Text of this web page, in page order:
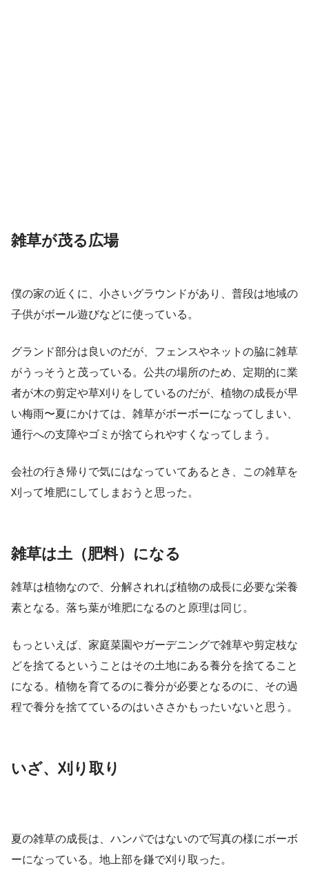
雑草が茂る広場
僕の家の近くに、小さいグラウンドがあり、普段は地域の
子供がボール遊びなどに使っている。
グランド部分は良いのだが、フェンスやネットの脇に雑草
がうっそうと茂っている。公共の場所のため、定期的に業
者が木の剪定や草刈りをしているのだが、植物の成長が早
い梅雨〜夏にかけては、雑草がボーボーになってしまい、
通行への支障やゴミが捨てられやすくなってしまう。
会社の行き帰りで気にはなっていてあるとき、この雑草を
刈って堆肥にしてしまおうと思った。
雑草は土（肥料）になる
雑草は植物なので、分解されれば植物の成長に必要な栄養
素となる。落ち葉が堆肥になるのと原理は同じ。
もっといえば、家庭菜園やガーデニングで雑草や剪定枝な
どを捨てるということはその土地にある養分を捨てること
になる。植物を育てるのに養分が必要となるのに、その過
程で養分を捨てているのはいささかもったいないと思う。
いざ、刈り取り
夏の雑草の成長は、ハンパではないので写真の様にボーボ
ーになっている。地上部を鎌で刈り取った。